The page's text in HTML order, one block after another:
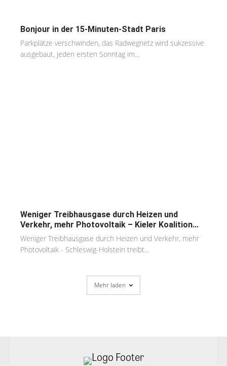
Bonjour in der 15-Minuten-Stadt Paris
Parkplätze verschwinden, das Radwegnetz wird sukzessive
ausgebaut, jeden ersten Sonntag im...
Weniger Treibhausgase durch Heizen und
Verkehr, mehr Photovoltaik – Kieler Koalition...
Weniger Treibhausgase durch Heizen und Verkehr, mehr
Photovoltaik - Schleswig-Holstein treibt...
Mehr laden